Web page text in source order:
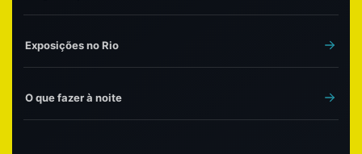
Exposições no Rio
O que fazer à noite